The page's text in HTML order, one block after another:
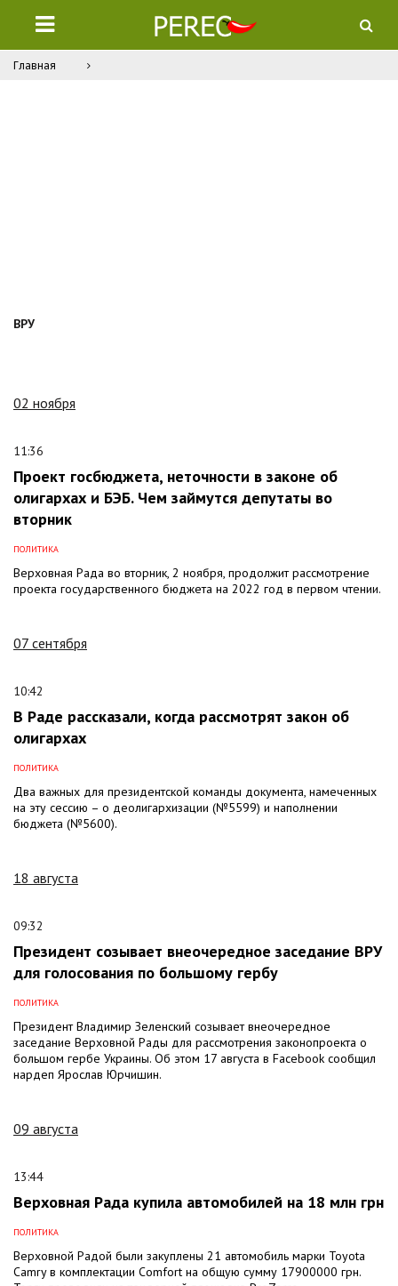
Главная
ВРУ
02 ноября
11:36
Проект госбюджета, неточности в законе об
олигархах и БЭБ. Чем займутся депутаты во
вторник
ПОЛИТИКА
Верховная Рада во вторник, 2 ноября, продолжит рассмотрение
проекта государственного бюджета на 2022 год в первом чтении.
07 сентября
10:42
В Раде рассказали, когда рассмотрят закон об
олигархах
ПОЛИТИКА
Два важных для президентской команды документа, намеченных
на эту сессию – о деолигархизации (№5599) и наполнении
бюджета (№5600).
18 августа
09:32
Президент созывает внеочередное заседание ВРУ
для голосования по большому гербу
ПОЛИТИКА
Президент Владимир Зеленский созывает внеочередное
заседание Верховной Рады для рассмотрения законопроекта о
большом гербе Украины. Об этом 17 августа в Facebook сообщил
нардеп Ярослав Юрчишин.
09 августа
13:44
Верховная Рада купила автомобилей на 18 млн грн
ПОЛИТИКА
Верховной Радой были закуплены 21 автомобиль марки Toyota
Camry в комплектации Comfort на общую сумму 17900000 грн.